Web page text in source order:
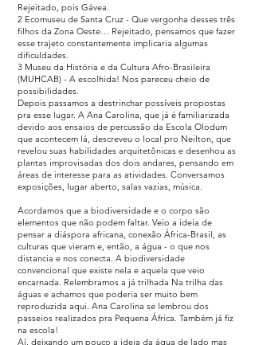
Rejeitado, pois Gávea.
2 Ecomuseu de Santa Cruz - Que vergonha desses três
filhos da Zona Oeste… Rejeitado, pensamos que fazer
esse trajeto constantemente implicaria algumas
dificuldades.
3 Museu da História e da Cultura Afro-Brasileira
(MUHCAB) - A escolhida! Nos pareceu cheio de
possibilidades.
Depois passamos a destrinchar possíveis propostas
pra esse lugar. A Ana Carolina, que já é familiarizada
devido aos ensaios de percussão da Escola Olodum
que acontecem lá, descreveu o local pro Neilton, que
revelou suas habilidades arquitetônicas e desenhou as
plantas improvisadas dos dois andares, pensando em
áreas de interesse para as atividades. Conversamos
exposições, lugar aberto, salas vazias, música.
Acordamos que a biodiversidade e o corpo são
elementos que não podem faltar. Veio a ideia de
pensar a diáspora africana, conexão África-Brasil, as
culturas que vieram e, então, a água - o que nos
distancia e nos conecta. A biodiversidade
convencional que existe nela e aquela que veio
encarnada. Relembramos a já trilhada Na trilha das
águas e achamos que poderia ser muito bem
reproduzida aqui. Ana Carolina se lembrou dos
passeios realizados pra Pequena África. Também já fiz
na escola!
Aí, deixando um pouco a ideia da água de lado mas